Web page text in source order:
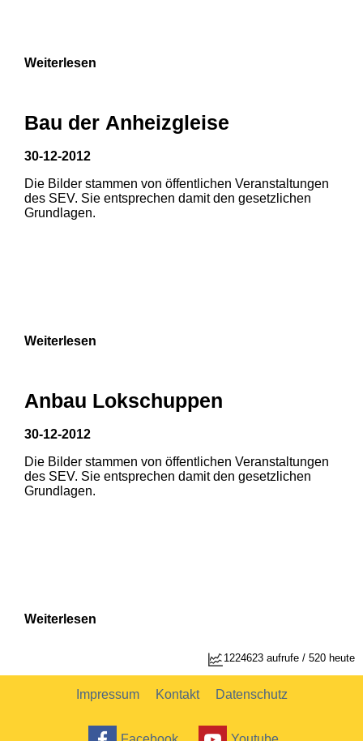
1 2
Weiterlesen
Bau der Anheizgleise
30-12-2012
Die Bilder stammen von öffentlichen Veranstaltungen
des SEV. Sie entsprechen damit den gesetzlichen
Grundlagen.
Weiterlesen
Anbau Lokschuppen
30-12-2012
Die Bilder stammen von öffentlichen Veranstaltungen
des SEV. Sie entsprechen damit den gesetzlichen
Grundlagen.
Weiterlesen
1224623 aufrufe / 520 heute
Impressum Kontakt Datenschutz